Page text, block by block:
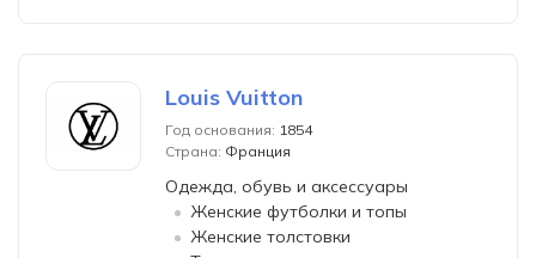
Louis Vuitton
Год основания: 1854
Страна: Франция
Одежда, обувь и аксессуары
Женские футболки и топы
Женские толстовки